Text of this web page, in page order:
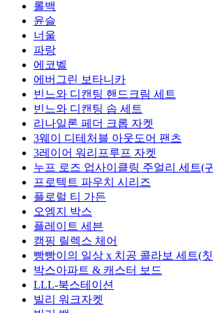
롤백
윤슬
너울
파랑
에코벨
에버그린 보타니카
빈느와 디캔팅 핸드크림 세트
빈느와 디캔팅 솝 세트
리나일론 페더 크롭 자켓
3웨이 디테처블 아웃도어 팬츠
3레이어 워리프루프 자켓
누프 로즈 업사이클링 주얼리 세트(
프로텍트 파우치 시리즈
플로럴 티 가든
오엠지 박스
플레이트 세븐
캠핑 릴렉스 체어
빵빵이의 일상 x 치공 콜라보 세트(
박스아파트 & 캐스터 보드
LLL-북스테이션
빌리 워크자켓